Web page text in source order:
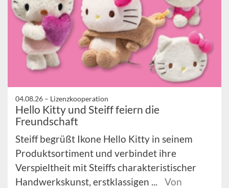
04.08.26 – Lizenzkooperation
Hello Kitty und Steiff feiern die
Freundschaft
Steiff begrüßt Ikone Hello Kitty in seinem
Produktsortiment und verbindet ihre
Verspieltheit mit Steiffs charakteristischer
Handwerkskunst, erstklassigen ...
Von